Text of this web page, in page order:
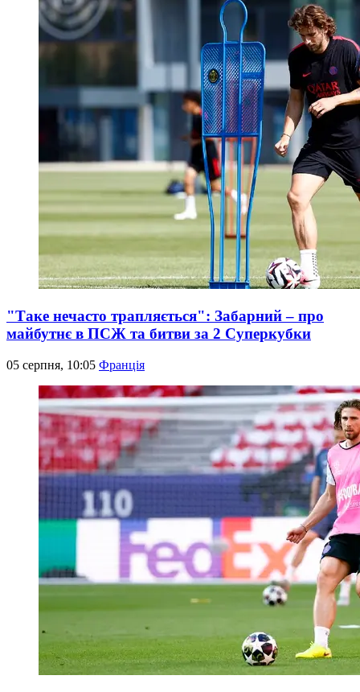
"Таке нечасто трапляється": Забарний – про
майбутнє в ПСЖ та битви за 2 Суперкубки
05 серпня, 10:05 Франція